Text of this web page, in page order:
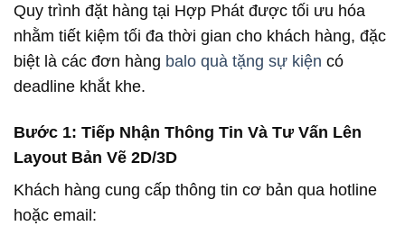
Quy trình đặt hàng tại Hợp Phát được tối ưu hóa
nhằm tiết kiệm tối đa thời gian cho khách hàng, đặc
biệt là các đơn hàng balo quà tặng sự kiện có
deadline khắt khe.
Bước 1: Tiếp Nhận Thông Tin Và Tư Vấn Lên
Layout Bản Vẽ 2D/3D
Khách hàng cung cấp thông tin cơ bản qua hotline
hoặc email: